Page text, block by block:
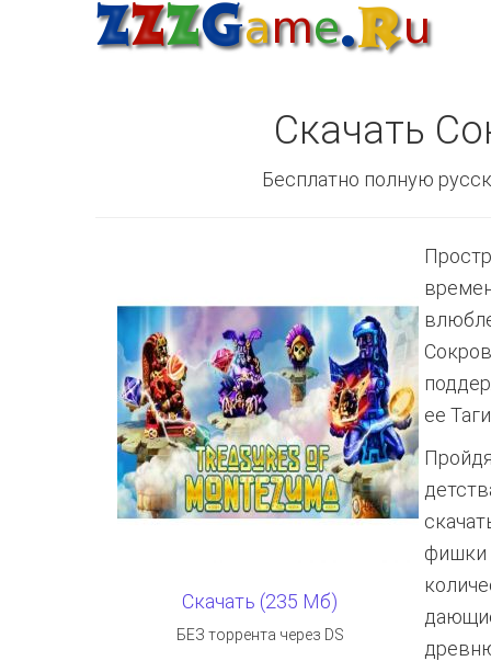
Скачать
Бесплатно полную
Скачать (235 Мб)
БЕЗ торрента через DS
ее
фишки